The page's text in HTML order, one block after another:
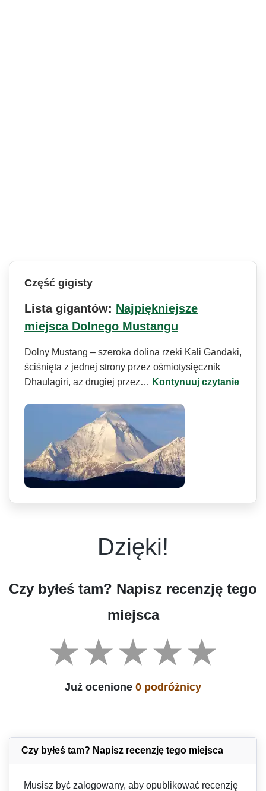
Część gigisty
Lista gigantów: Najpiękniejsze
miejsca Dolnego Mustangu
Dolny Mustang – szeroka dolina rzeki Kali Gandaki,
ściśnięta z jednej strony przez ośmiotysięcznik
Dhaulagiri, az drugiej przez… Kontynuuj czytanie
Dzięki!
Czy byłeś tam? Napisz recenzję tego
miejsca
Już ocenione 0 podróżnicy
Czy byłeś tam? Napisz recenzję tego miejsca
Musisz być zalogowany, aby opublikować recenzję